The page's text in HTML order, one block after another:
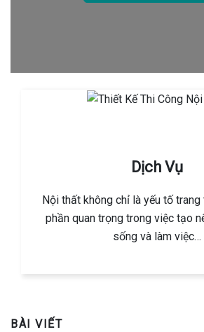
Dịch Vụ
Nội thất không chỉ là yếu tố
phần quan trọng trong việc tạo
sống và làm việc…
BÀI VIẾT